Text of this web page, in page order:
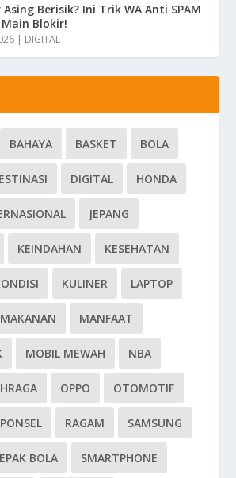
Berisik? Ini Trik WA Anti SPAM
Blokir!
| DIGITAL
BAHAYA BASKET BOLA
DIGITAL HONDA
JEPANG
KEINDAHAN KESEHATAN
KULINER LAPTOP
MAKANAN MANFAAT
MOBIL MEWAH NBA
OPPO OTOMOTIF
PONSEL RAGAM SAMSUNG
BOLA SMARTPHONE